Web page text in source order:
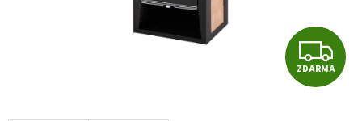
Z
D
ZDARMA